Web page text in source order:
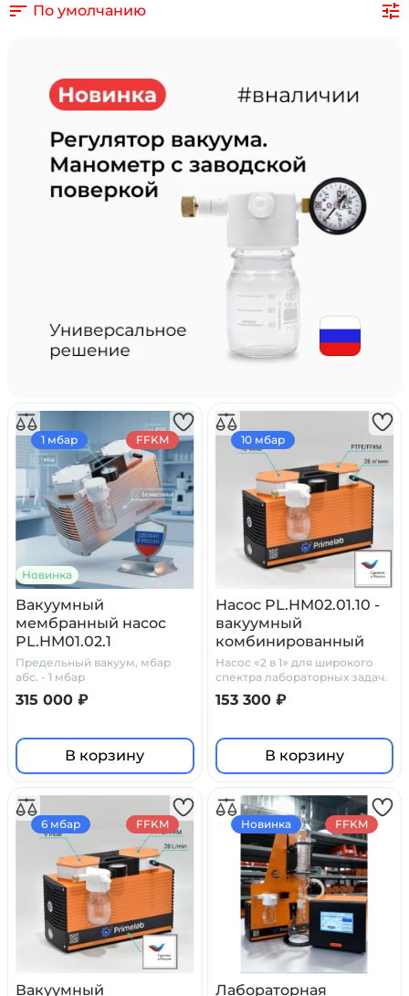
По умолчанию
Новинка
Вакуумный
мембранный насос
PL.HM01.02.1
Предельный вакуум, мбар
абс. - 1 мбар
315 000 ₽
В корзину
1 мбар FFKM
Насос PL.HM02.01.10 -
вакуумный
комбинированный
мембранный
Насос «2 в 1» для широкого
спектра лабораторных задач.
100% химостойкость
153 300 ₽
В корзину
10 мбар
Вакуумный
6 мбар FFKM
Лабораторная
Новинка FFKM